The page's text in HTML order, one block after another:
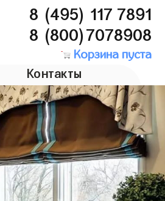
8 (495) 117 7891
8 (800)7078908
Корзина пуста
Контакты